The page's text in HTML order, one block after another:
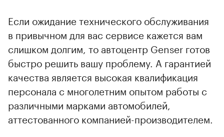
Если ожидание технического обслуживания
в привычном для вас сервисе кажется вам
слишком долгим, то автоцентр Genser готов
быстро решить вашу проблему. А гарантией
качества является высокая квалификация
персонала с многолетним опытом работы с
различными марками автомобилей,
аттестованного компанией-производителем.